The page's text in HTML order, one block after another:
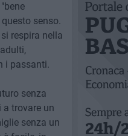
senso.
respira nella
i passanti.
senza
trovare un
senza un